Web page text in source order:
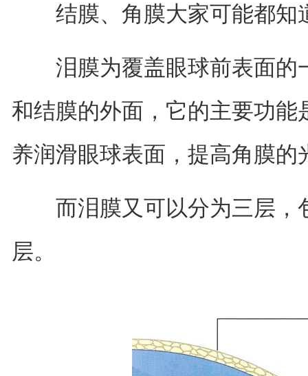
结膜、角膜大家可能都知
泪膜为覆盖眼球前表面的
和结膜的外面，它的主要功
养润滑眼球表面，提高角膜的
而泪膜又可以分为三层，
层。